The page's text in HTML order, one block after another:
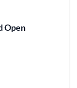
Open